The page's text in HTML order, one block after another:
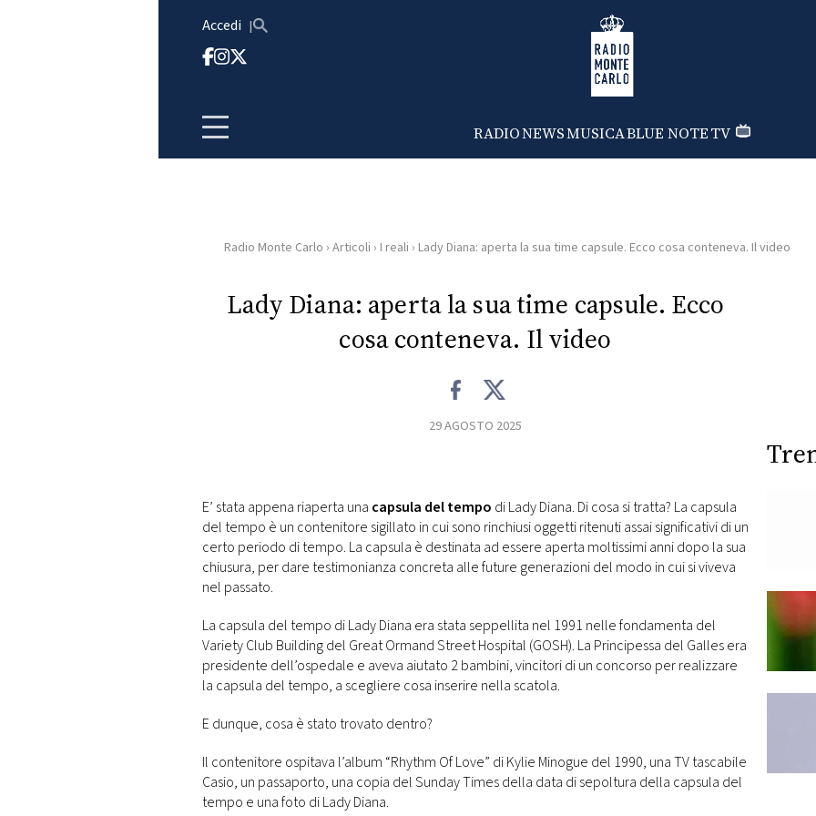
Accedi Radio Monte Carlo
RADIONEWSMUSICABLUE NOTETV
HOME
RADIO
FOTO
CONCORSI
EVENTI
VIDEO
TV
PRINCIPATO
Radio Monte Carlo › Articoli › I reali › Lady Diana: aperta la sua time capsule. Ecco cosa conteneva. Il video
Lady Diana: aperta la sua time capsule. Ecco
cosa conteneva. Il video
29 AGOSTO 2025
E’ stata appena riaperta una capsula del tempo di Lady Diana. Di cosa si tratta? La capsula
del tempo è un contenitore sigillato in cui sono rinchiusi oggetti ritenuti assai significativi di un
certo periodo di tempo. La capsula è destinata ad essere aperta moltissimi anni dopo la sua
chiusura, per dare testimonianza concreta alle future generazioni del modo in cui si viveva
nel passato.
La capsula del tempo di Lady Diana era stata seppellita nel 1991 nellefondamenta del
Variety Club Building del Great Ormand Street Hospital (GOSH). La Principessa del Galles era
presidente dell’ospedale e aveva aiutato 2 bambini, vincitori di un concorso per realizzare
la capsula del tempo, a scegliere cosa inserire nella scatola.
E dunque, cosa è stato trovato dentro?
Il contenitore ospitava l’album “Rhythm Of Love” di Kylie Minogue del 1990, una TV tascabile
Casio, un passaporto, una copia del Sunday Times della data di sepoltura della capsula del
tempo e una foto di Lady Diana.